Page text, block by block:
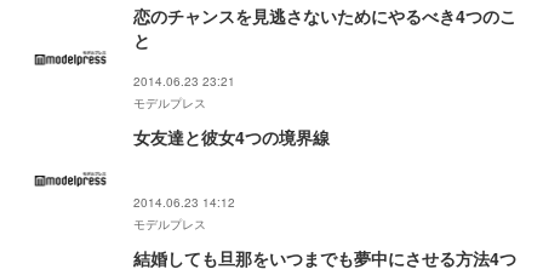
恋のチャンスを見逃さないためにやるべき4つのこ
と
2014.06.23 23:21
モデルプレス
女友達と彼女4つの境界線
2014.06.23 14:12
モデルプレス
結婚しても旦那をいつまでも夢中にさせる方法4つ